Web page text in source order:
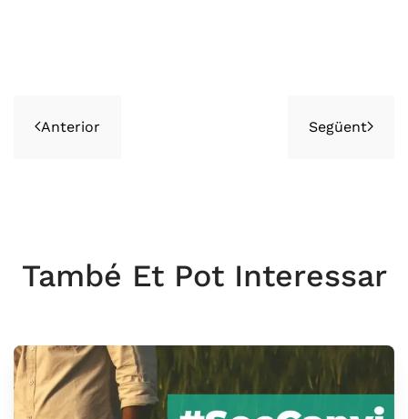
Anterior Següent
També Et Pot Interessar